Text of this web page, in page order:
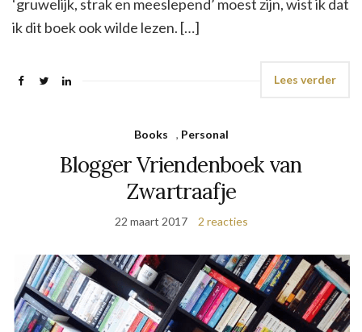
‘gruwelijk, strak en meeslepend’ moest zijn, wist ik dat
ik dit boek ook wilde lezen. […]
Lees verder
Books , Personal
Blogger Vriendenboek van
Zwartraafje
22 maart 2017 2 reacties